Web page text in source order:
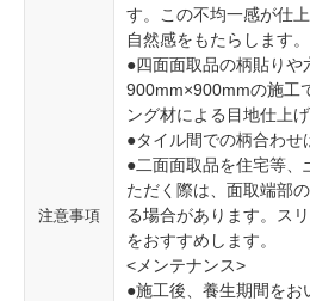
注意事項
す。この不均一感が仕
自然感をもたらします。
●四面面取品の柄貼りや
900mm×900mmの施工
ング材による目地仕上
●タイル間での柄合わせ
●二面面取品を住宅等
ただく際は、面取端部
る場合があります。ス
をおすすめします。
<メンテナンス>
●施工後、養生期間をお